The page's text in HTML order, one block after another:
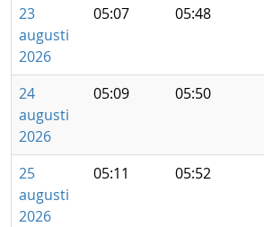
23
augusti
2026
05:07 05:48
24
augusti
2026
05:09 05:50
25
augusti
2026
05:11 05:52